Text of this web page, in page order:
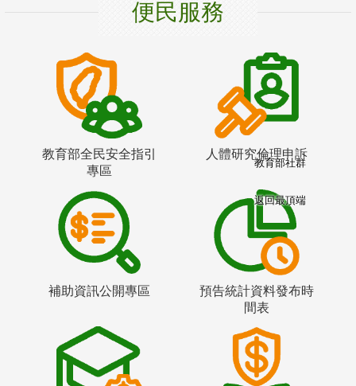
便民服務
教育部全民安全指引
專區
人體研究倫理申訴
補助資訊公開專區
預告統計資料發布時
間表
教育部社群
返回最頂端